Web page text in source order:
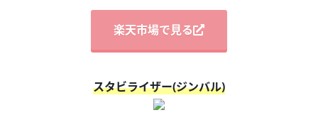
楽天市場で見る
スタビライザー(ジンバル)